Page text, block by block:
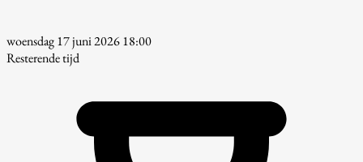
woensdag 17 juni 2026 18:00
Resterende tijd